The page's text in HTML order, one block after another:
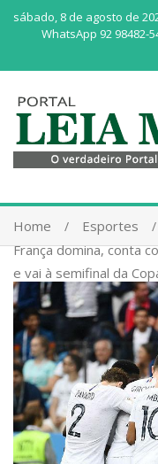
sábado, 8 de agosto de
WhatsApp 92 98482-
Home
Esportes
França domina, conta
e vai à semifinal da